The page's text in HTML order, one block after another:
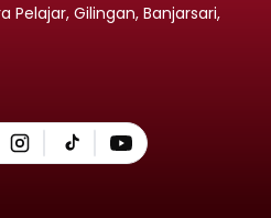
Pelajar, Gilingan, Banjarsari,